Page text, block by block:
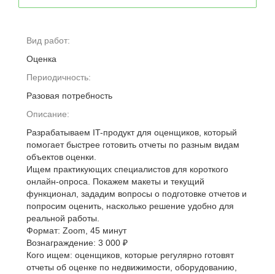
Вид работ:
Оценка
Периодичность:
Разовая потребность
Описание:
Разрабатываем IT-продукт для оценщиков, который
помогает быстрее готовить отчеты по разным видам
объектов оценки.
Ищем практикующих специалистов для короткого
онлайн-опроса. Покажем макеты и текущий
функционал, зададим вопросы о подготовке отчетов и
попросим оценить, насколько решение удобно для
реальной работы.
Формат: Zoom, 45 минут
Вознаграждение: 3 000 ₽
Кого ищем: оценщиков, которые регулярно готовят
отчеты об оценке по недвижимости, оборудованию,